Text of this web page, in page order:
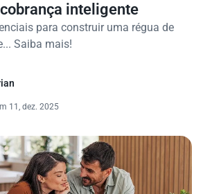
inteligente
para construir uma régua de
Saiba mais!
11, dez. 2025